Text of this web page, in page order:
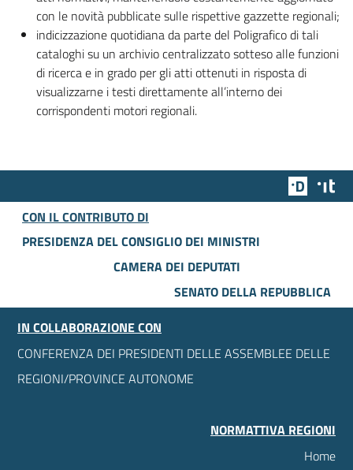
con le novità pubblicate sulle rispettive gazzette regionali;
indicizzazione quotidiana da parte del Poligrafico di tali
cataloghi su un archivio centralizzato sotteso alle funzioni
di ricerca e in grado per gli atti ottenuti in risposta di
visualizzarne i testi direttamente all’interno dei
corrispondenti motori regionali.
Team
CON IL CONTRIBUTO DI
PRESIDENZA DEL CONSIGLIO DEI MINISTRI
CAMERA DEI DEPUTATI
SENATO DELLA REPUBBLICA
IN COLLABORAZIONE CON
CONFERENZA DEI PRESIDENTI DELLE ASSEMBLEE DELLE
REGIONI/PROVINCE AUTONOME
NORMATTIVA REGIONI
Home